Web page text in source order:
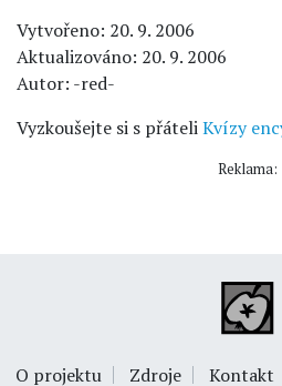
Vytvořeno: 20. 9. 2006
Aktualizováno: 20. 9. 2006
Autor: -red-
Vyzkoušejte si s přáteliKvízy
Reklama:
O projektu Zdroje Kontakt